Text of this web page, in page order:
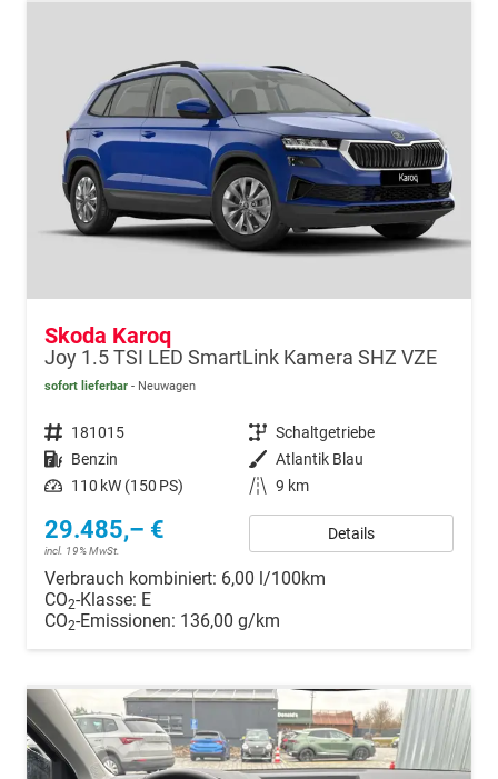
Skoda Karoq
Joy 1.5 TSI LED SmartLink Kamera SHZ VZE
sofort lieferbar Neuwagen
Fahrzeugnr. 181015 Getriebe Schaltgetriebe
Kraftstoff Benzin Außenfarbe Atlantik Blau
Leistung 110 kW (150 PS) Kilometerstand 9 km
29.485,– €
incl. 19% MwSt.
Details
Verbrauch kombiniert: 6,00 l/100km
CO2-Klasse: E
CO2-Emissionen: 136,00 g/km